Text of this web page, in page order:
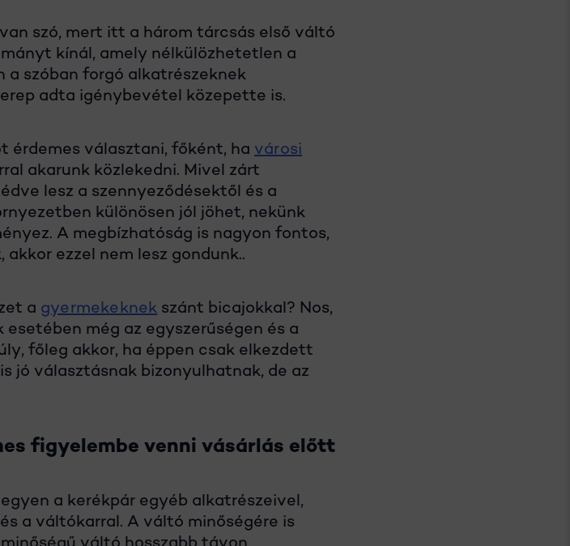
szó, mert itt a három tárcsás első váltó
kínál, amely nélkülözhetetlen a
szóban forgó alkatrészeknek
adta igénybevétel közepette is.
érdemes választani, főként, ha városi
akarunk közlekedni. Mivel zárt
lesz a szennyeződésektől és a
különösen jól jöhet, nekünk
A megbízhatóság is nagyon fontos,
ezzel nem lesz gondunk..
a gyermekeknekszánt bicajokkal? Nos,
még az egyszerűségen és a
főleg akkor, ha éppen csak elkezdett
jó választásnak bizonyulhatnak, de az
figyelembe venni vásárlás előtt
a kerékpár egyéb alkatrészeivel,
a váltókarral. A váltó minőségére is